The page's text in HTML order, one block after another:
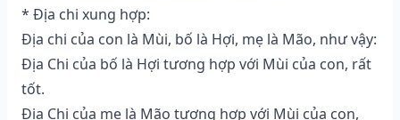
* Địa chi xung hợp:
Địa chi của con là Mùi, bố là Hợi, mẹ là Mão, như vậy:
Địa Chi của bố là Hợi tương hợp với Mùi của con, rất
tốt.
Địa Chi của mẹ là Mão tương hợp với Mùi của con,